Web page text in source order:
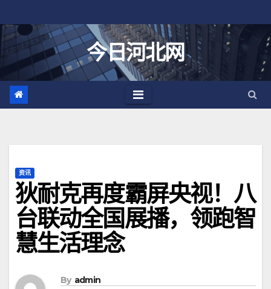
至
今日河北网
资讯
狄耐克再度霸屏央视！八
台联动全国展播，领跑智
慧生活理念
By admin